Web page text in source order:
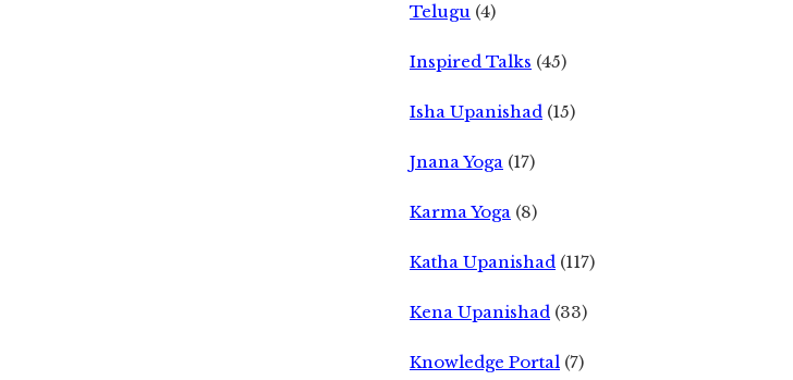
Telugu (4)
Inspired Talks (45)
Isha Upanishad (15)
Jnana Yoga (17)
Karma Yoga (8)
Katha Upanishad (117)
Kena Upanishad (33)
Knowledge Portal (7)